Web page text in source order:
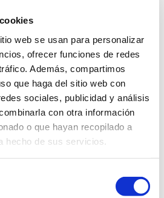
web se usan para personalizar
ofrecer funciones de redes
Además, compartimos
que haga del sitio web con
sociales, publicidad y análisis
con otra información
o que hayan recopilado a
hecho de sus servicios.
destacadas. El
evita la acumulación
la necesidad de
Sus múltiples
un flujo de aire en
manteniendo los
en cualquier lugar que los
táctil LED no solo agrega
sino que también
conveniente de
La iluminación LED
la visibilidad, mientras
bandejas de vidrio
características, la LG